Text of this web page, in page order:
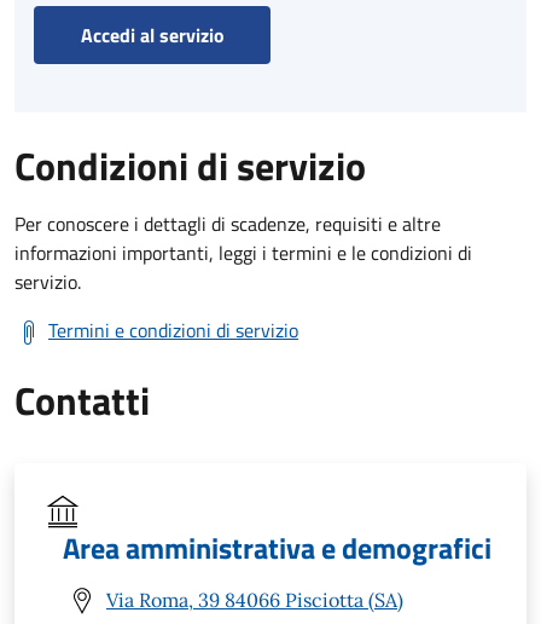
Accedi al servizio
Condizioni di servizio
Per conoscere i dettagli di scadenze, requisiti e altre
informazioni importanti, leggi i termini e le condizioni di
servizio.
Termini e condizioni di servizio
Contatti
Area amministrativa e demografici
Via Roma, 39 84066 Pisciotta (SA)